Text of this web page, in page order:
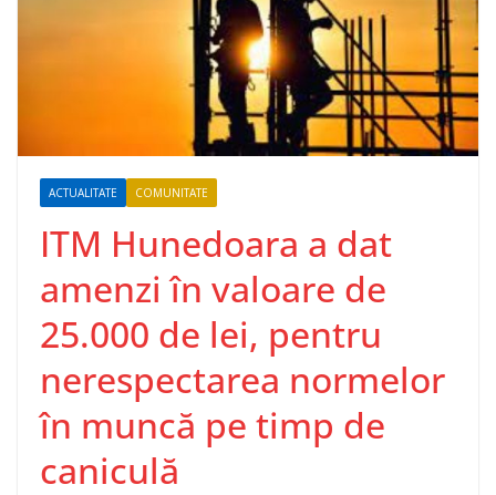
ACTUALITATE COMUNITATE
ITM Hunedoara a dat
amenzi în valoare de
25.000 de lei, pentru
nerespectarea normelor
în muncă pe timp de
caniculă